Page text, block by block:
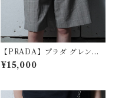
【PRADA】プラダ グレンチ
ェックタックハーフパンツ gr
ay
¥15,000